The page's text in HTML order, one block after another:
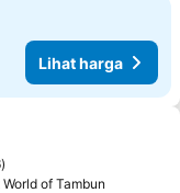
Lihat harga
favorit
of Tambun